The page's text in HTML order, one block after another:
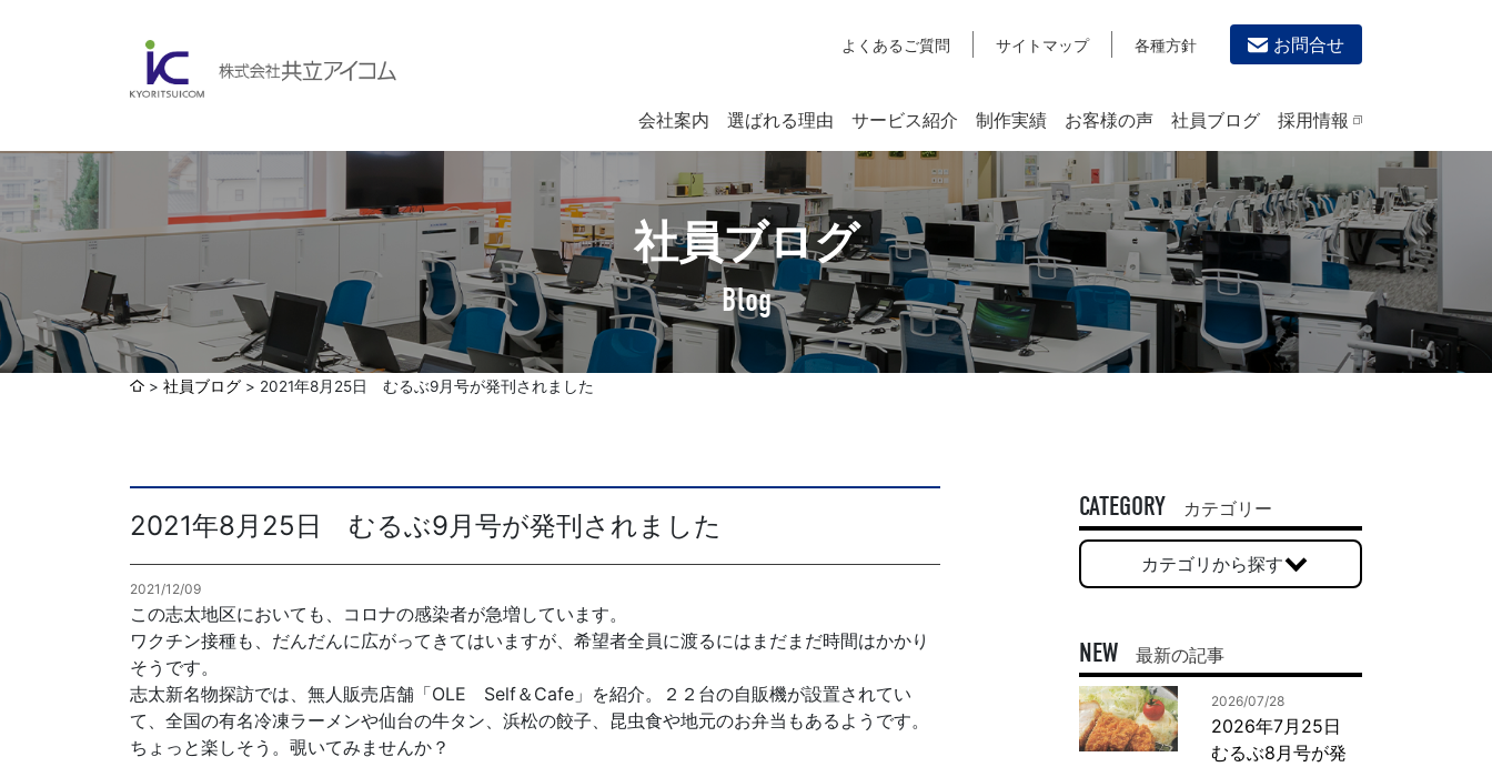
よくあるご質問 サイトマップ 各種方針 お問合せ
会社案内
会社案内
会社概要 社長挨拶 企業理念 沿革
認証取得 アクセスマップ
各種方針
情報セキュリティ基本方針 一般事業主行動計画
選ばれる理由 サービス紹介
Web制作・ホームページ制作
WEB
ホームページ制作・運営
ランディングページ制作
Web分析・改善・コンサルティング
インターネット広告代行
システム開発
SYSTEM DEVELOPMENT
Webシステム開発
デザイン作成・印刷サービス
PRINTING
チラシ/フライヤーデザインの制作・印刷
カタログデザインの制作・印刷
冊子/パンフレットのデザイン制作・印刷
学校・会社案内パンフレット制作・印刷
一般印刷 （オンデマンド・オフセット）
ユニバーサル・コミュニケーション・デザイン
企画・販売促進
PLANNING
トータルプロモーション
ブランディング戦略
イベント運営
発送代行・全国流通
SHIPPING / DISTRIBUTION
在庫管理システム(azkaru)
動画制作・映像撮影（ドローン撮影）
イラスト・キャラクター制作
ロゴデザイン・CI設計
制作実績 お客様の声 社員ブログ 採用情報
社員ブログ
Blog
社員ブログ 2021年8月25日 むるぶ9月号が発刊されました
2021年8月25日 むるぶ9月号が発刊されました
2021/12/09
この志太地区においても、コロナの感染者が急増しています。
ワクチン接種も、だんだんに広がってきてはいますが、希望者全員に渡るにはまだまだ時間はかかり
そうです。
志太新名物探訪では、無人販売店舗「OLE Self＆Cafe」を紹介。２２台の自販機が設置されてい
て、全国の有名冷凍ラーメンや仙台の牛タン、浜松の餃子、昆虫食や地元のお弁当もあるようです。
ちょっと楽しそう。覗いてみませんか？
CATEGORY カテゴリー
カテゴリから探す
NEW 最新の記事
2026/07/28
2026年7月25日
むるぶ8月号が発